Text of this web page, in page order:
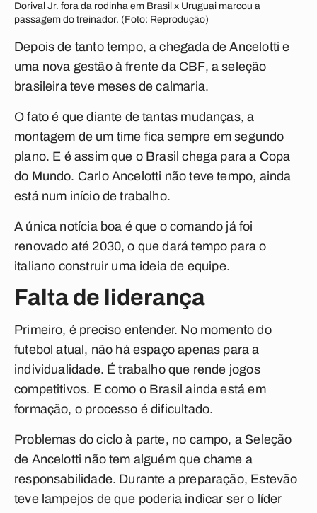
Dorival Jr. fora da rodinha em Brasil x Uruguai marcou a
passagem do treinador. (Foto: Reprodução)
Depois de tanto tempo, a chegada de Ancelotti e
uma nova gestão à frente da CBF, a seleção
brasileira teve meses de calmaria.
O fato é que diante de tantas mudanças, a
montagem de um time fica sempre em segundo
plano. E é assim que o Brasil chega para a Copa
do Mundo. Carlo Ancelotti não teve tempo, ainda
está num início de trabalho.
A única notícia boa é que o comando já foi
renovado até 2030, o que dará tempo para o
italiano construir uma ideia de equipe.
Falta de liderança
Primeiro, é preciso entender. No momento do
futebol atual, não há espaço apenas para a
individualidade. É trabalho que rende jogos
competitivos. E como o Brasil ainda está em
formação, o processo é dificultado.
Problemas do ciclo à parte, no campo, a Seleção
de Ancelotti não tem alguém que chame a
responsabilidade. Durante a preparação, Estevão
teve lampejos de que poderia indicar ser o líder